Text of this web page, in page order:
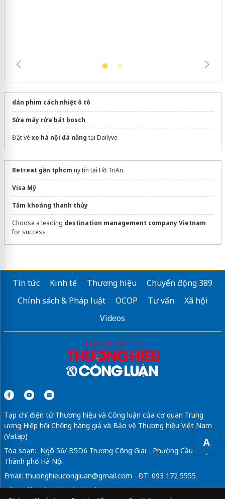
A
dán phim cách nhiệt ô tô
Sửa máy rửa bát bosch
Đặt vé xe hà nội đà nẵng tại Dailyve
Retreat gần tphcm uy tín tại Hồ Trị An
Visa Mỹ
Tắm khoáng thanh thủy
Choose a leading destination management company Vietnam
for success
Tin tức Kinh tế Thương hiệu
Chuyển động 389
Chính sách & Pháp luật
OCOP Tư vấn
Xã hội
Videos
Tạp chí điện tử Thương hiệu và Công luận của cơ quan Trung
ương Hiệp hội Chống hàng giả và Bảo vệ Thương hiệu Việt Nam
(Vatap)
Tòa soạn: Ngõ 56/ B5D6 Trương Công Giai - Phường Cầu Giấy -
Thành phố Hà Nội
Email: thuonghieucongluan@gmail.com - ĐT: 093 172 5555
Tổng Biên Tập: Vũ Đức Thuận